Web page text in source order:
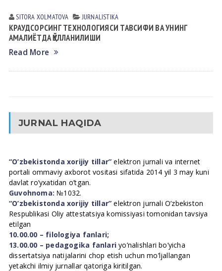
SITORA XOLMATOVA JURNALISTIKA
КРАУДСОРСИНГ ТЕХНОЛОГИЯСИ ТАВСИФИ ВА УНИНГ
АМАЛИЁТДА ҚЎЛЛАНИЛИШИ
Read More
JURNAL HAQIDA
“O’zbekistonda xorijiy tillar” elektron jurnali va internet
portali ommaviy axborot vositasi sifatida 2014 yil 3 may kuni
davlat ro’yxatidan o’tgan.
Guvohnoma: №1032.
“O’zbekistonda xorijiy tillar” elektron jurnali O’zbekiston
Respublikasi Oliy attestatsiya komissiyasi tomonidan tavsiya
etilgan
10.00.00 – filologiya fanlari;
13.00.00 – pedagogika fanlari yo’nalishlari bo’yicha
dissertatsiya natijalarini chop etish uchun mo’ljallangan
yetakchi ilmiy jurnallar qatoriga kiritilgan.